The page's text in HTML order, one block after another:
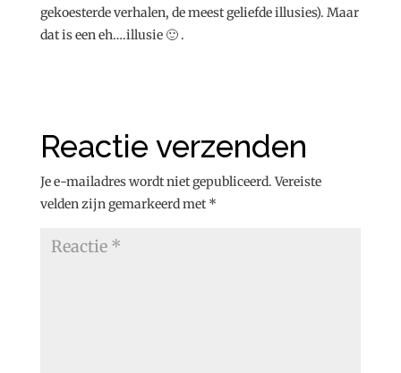
gekoesterde verhalen, de meest geliefde illusies). Maar
dat is een eh….illusie 🙂 .
Reactie verzenden
Je e-mailadres wordt niet gepubliceerd. Vereiste
velden zijn gemarkeerd met *